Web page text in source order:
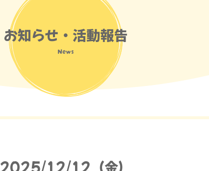
お知らせ・活動報告
News
2025/12/12（金）